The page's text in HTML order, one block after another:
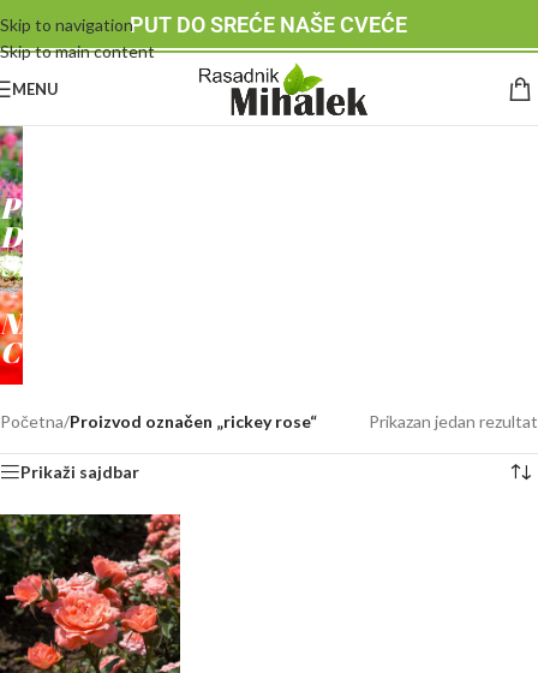
Skip to navigation
Skip to main content
PUT DO SREĆE NAŠE CVEĆE
MENU
RASADNIK
MIHALEK
PUT
DO
SREĆE
-
NAŠE
CVEĆE
Početna/Proizvod označen „rickey rose“ Prikazan jedan rezultat
Prikaži sajdbar